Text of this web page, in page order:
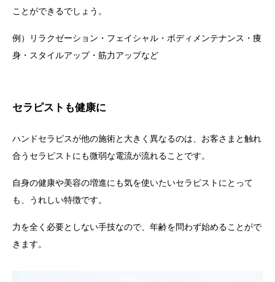
ことができるでしょう。
例）リラクゼーション・フェイシャル・ボディメンテナンス・痩
身・スタイルアップ・筋力アップなど
セラピストも健康に
ハンドセラピスが他の施術と大きく異なるのは、お客さまと触れ
合うセラピストにも微弱な電流が流れることです。
自身の健康や美容の増進にも気を使いたいセラピストにとって
も、うれしい特徴です。
力を全く必要としない手技なので、年齢を問わず始めることがで
きます。